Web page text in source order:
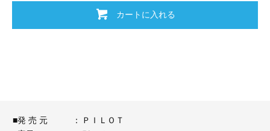
カートに入れる
■発 売 元 ：
ＰＩＬＯＴ